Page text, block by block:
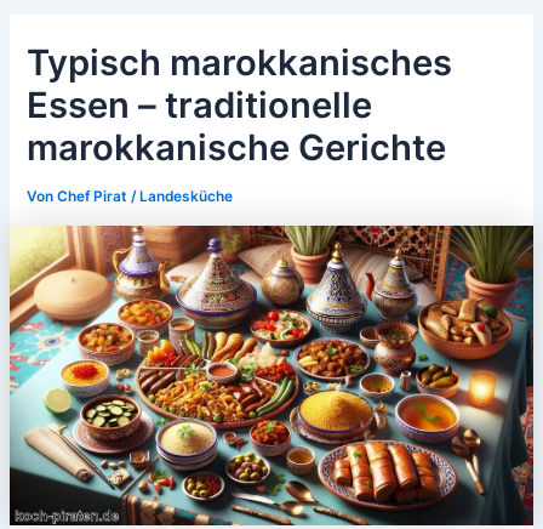
Typisch marokkanisches
Essen – traditionelle
marokkanische Gerichte
VonChef Pirat/ Landesküche